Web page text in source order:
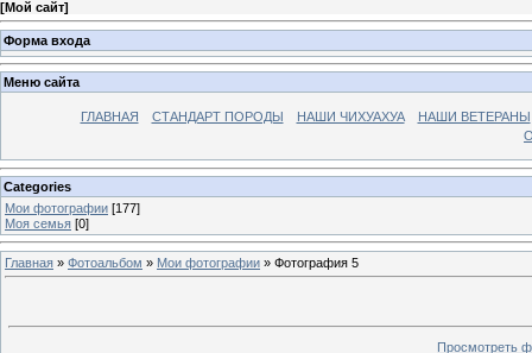
[Мой сайт]
Форма входа
Меню сайта
ГЛАВНАЯ СТАНДАРТ ПОРОДЫ НАШИ ЧИХУАХУА
НАШИ ВЕТЕРАНЫ
Categories
Мои фотографии [177]
Моя семья [0]
Главная » Фотоальбом » Мои фотографии » Фотография 5
Просмотреть